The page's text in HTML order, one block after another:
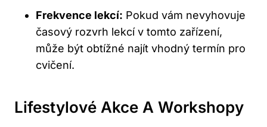
Frekvence lekcí: Pokud vám nevyhovuje
časový rozvrh lekcí v tomto zařízení,
může být obtížné najít vhodný termín pro
cvičení.
Lifestylové Akce A Workshopy